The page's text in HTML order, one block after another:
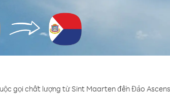
gọi chất lượng từ Sint Maarten đến Đảo